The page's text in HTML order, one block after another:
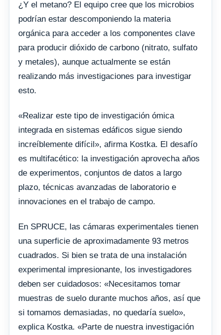
¿Y el metano? El equipo cree que los microbios
podrían estar descomponiendo la materia
orgánica para acceder a los componentes clave
para producir dióxido de carbono (nitrato, sulfato
y metales), aunque actualmente se están
realizando más investigaciones para investigar
esto.
«Realizar este tipo de investigación ómica
integrada en sistemas edáficos sigue siendo
increíblemente difícil», afirma Kostka. El desafío
es multifacético: la investigación aprovecha años
de experimentos, conjuntos de datos a largo
plazo, técnicas avanzadas de laboratorio e
innovaciones en el trabajo de campo.
En SPRUCE, las cámaras experimentales tienen
una superficie de aproximadamente 93 metros
cuadrados. Si bien se trata de una instalación
experimental impresionante, los investigadores
deben ser cuidadosos: «Necesitamos tomar
muestras de suelo durante muchos años, así que
si tomamos demasiadas, no quedaría suelo»,
explica Kostka. «Parte de nuestra investigación